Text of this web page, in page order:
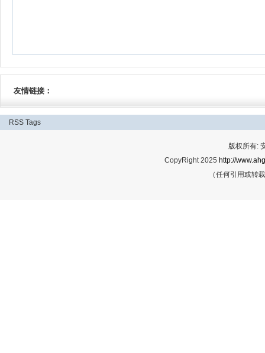
友情链接：
RSS Tags
版权所有:
CopyRight 2025 http://
（任何引用或转